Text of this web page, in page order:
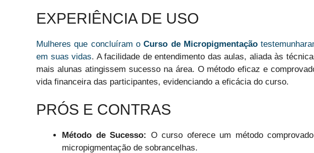
EXPERIÊNCIA DE USO
Mulheres que concluíram oCurso de Micropigmentação
em suas vidas. A facilidade de entendimento das aulas, aliada às
mais alunas atingissem sucesso na área. O método eficaz e
vida financeira das participantes, evidenciando a eficácia do curso.
PRÓS E CONTRAS
Método de Sucesso: O curso oferece um método
micropigmentação de sobrancelhas.